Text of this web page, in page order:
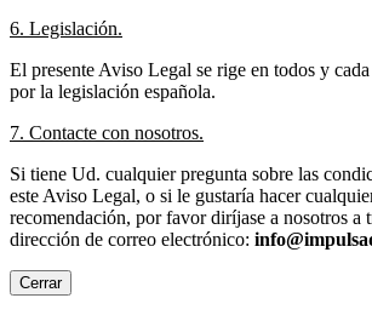
6. Legislación.
El presente Aviso Legal se rige en todos y
por la legislación española.
7. Contacte con nosotros.
Si tiene Ud. cualquier pregunta sobre las
este Aviso Legal, o si le gustaría hacer
recomendación, por favor diríjase a nosotros a
dirección de correo electrónico:
Cerrar